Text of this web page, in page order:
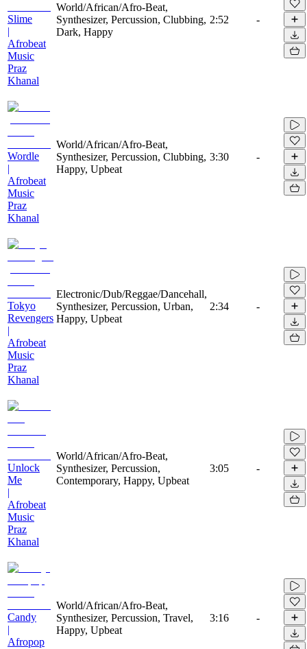
Slime
|
Afrobeat
Music
Praz
Khanal
World/African/Afro-Beat,
Synthesizer, Percussion, Clubbing,
Dark, Happy
2:52 -
Wordle
|
Afrobeat
Music
Praz
Khanal
World/African/Afro-Beat,
Synthesizer, Percussion, Clubbing,
Happy, Upbeat
3:30 -
Tokyo
Revengers
|
Afrobeat
Music
Praz
Khanal
Electronic/Dub/Reggae/Dancehall,
Synthesizer, Percussion, Urban,
Happy, Upbeat
2:34 -
Unlock
Me
|
Afrobeat
Music
Praz
Khanal
World/African/Afro-Beat,
Synthesizer, Percussion,
Contemporary, Happy, Upbeat
3:05 -
Candy
|
Afropop
World/African/Afro-Beat,
Synthesizer, Percussion, Travel,
Happy, Upbeat
3:16 -